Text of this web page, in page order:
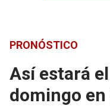
PRONÓSTICO
Así estará
domingo en